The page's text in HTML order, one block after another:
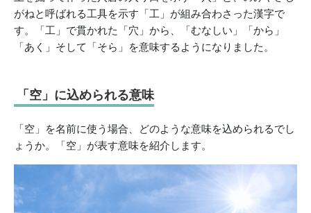
がねと呼ばれる工具を示す「工」が組み合わさった漢字で
す。「工」で貫かれた「穴」から、「むなしい」「から」
「あく」そして「そら」を意味するようになりました。
「空」に込められる意味
「空」を名前に使う場合、どのような意味を込められるでし
ょうか。「空」が表す意味を紹介します。